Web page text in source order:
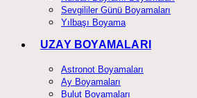
Sevgililer Günü Boyamaları
Yılbaşı Boyama
UZAY BOYAMALARI
Astronot Boyamaları
Ay Boyamaları
Bulut Boyamaları